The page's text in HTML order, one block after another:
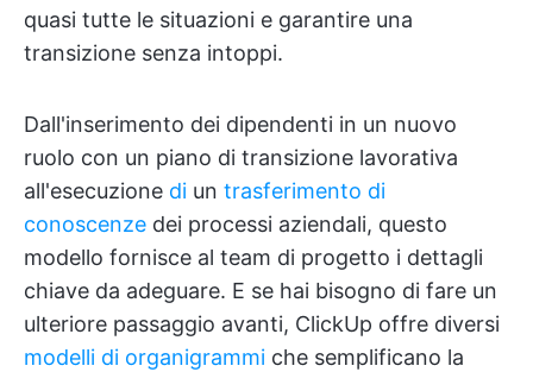
quasi tutte le situazioni e garantire una
transizione senza intoppi.
Dall'inserimento dei dipendenti in un nuovo
ruolo con un piano di transizione lavorativa
all'esecuzione di un trasferimento di
conoscenze dei processi aziendali, questo
modello fornisce al team di progetto i dettagli
chiave da adeguare. E se hai bisogno di fare un
ulteriore passaggio avanti, ClickUp offre diversi
modelli di organigrammi che semplificano la